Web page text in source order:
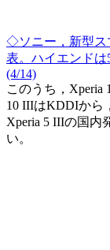
◇ソニー，新型ス
表。ハイエンド
(4/14)
このうち，Xperia
10 IIIはKDDIから
Xperia 5 IIIの国内
い。